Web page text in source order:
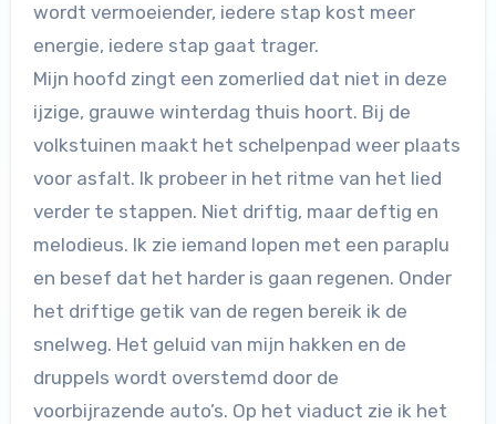
wordt vermoeiender, iedere stap kost meer
energie, iedere stap gaat trager.
Mijn hoofd zingt een zomerlied dat niet in deze
ijzige, grauwe winterdag thuis hoort. Bij de
volkstuinen maakt het schelpenpad weer plaats
voor asfalt. Ik probeer in het ritme van het lied
verder te stappen. Niet driftig, maar deftig en
melodieus. Ik zie iemand lopen met een paraplu
en besef dat het harder is gaan regenen. Onder
het driftige getik van de regen bereik ik de
snelweg. Het geluid van mijn hakken en de
druppels wordt overstemd door de
voorbijrazende auto’s. Op het viaduct zie ik het